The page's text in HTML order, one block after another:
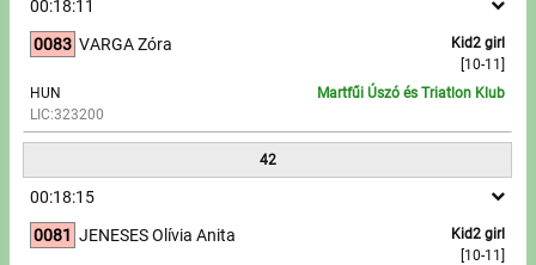
00:18:11
0083
Kid2 girl
[10-11]
VARGA Zóra
HUN
LIC:323200
Martfűi Úszó és Triatlon Klub
42
00:18:15
0081
Kid2 girl
[10-11]
JENESES Olívia Anita